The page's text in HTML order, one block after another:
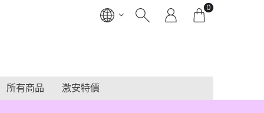
0
所有商品 激安特價